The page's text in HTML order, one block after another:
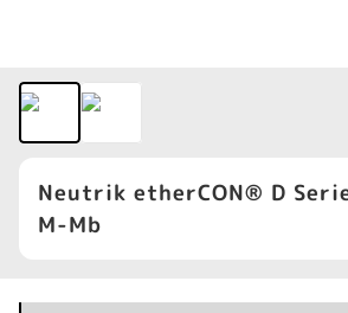
Neutrik etherCON® D
M-Mb